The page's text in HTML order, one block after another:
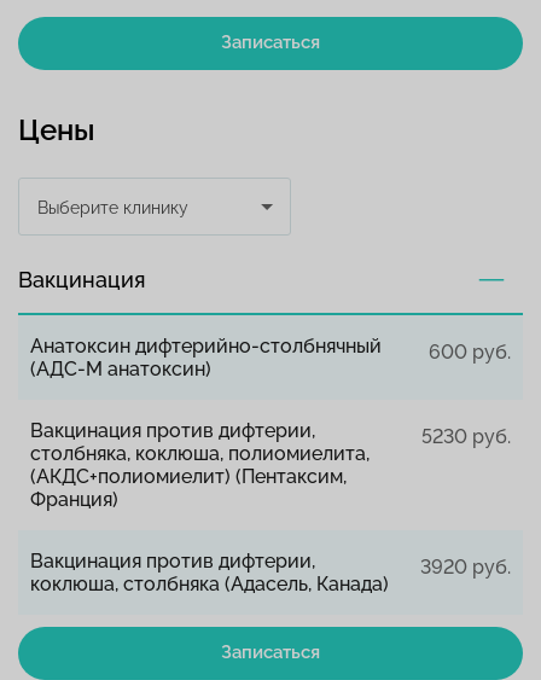
Записаться
Цены
Выберите клинику
Вакцинация
Анатоксин дифтерийно-столбнячный
(АДС-М анатоксин)
600 руб.
Вакцинация против дифтерии,
столбняка, коклюша, полиомиелита,
(АКДС+полиомиелит) (Пентаксим,
Франция)
5230 руб.
Вакцинация против дифтерии,
коклюша, столбняка (Адасель, Канада)
3920 руб.
Записаться